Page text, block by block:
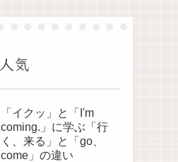
人気
「イクッ」と「I'm
coming.」に学ぶ「行
く、来る」と「go、
come」の違い